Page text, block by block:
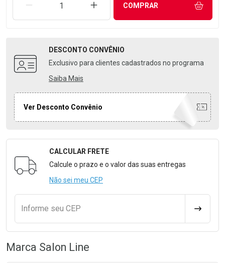
REMOVER UMA UNIDADEAUMENTAR UMA UNIDADE
COMPRAR
DESCONTO CONVÊNIO
Exclusivo para clientes cadastrados no programa
Saiba Mais
Ver Desconto Convênio
Formulário para Calcular o Frete
CALCULAR FRETE
Calcule o prazo e o valor das suas entregas
Não sei meu CEP
Informe seu CEP
Marca Salon Line